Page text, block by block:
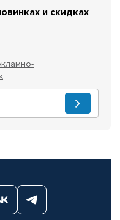
и скидках